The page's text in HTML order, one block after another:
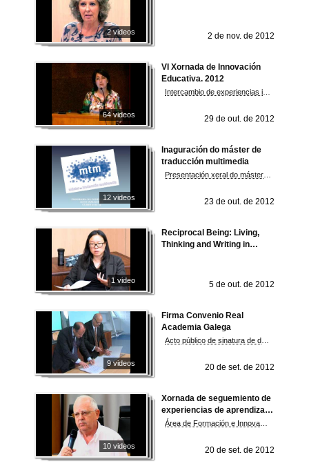
2 videos 2 de nov. de 2012
64 videos
VI Xornada de Innovación
Educativa. 2012
29 de out. de 2012
12 videos
Inaguración do máster de
traducción multimedia
23 de out. de 2012
1 video
Reciprocal Being: Living,
Thinking and Writing in
5 de out. de 2012
9 videos
Firma Convenio Real
Academia Galega
20 de set. de 2012
10 videos
Xornada de seguemiento de
experiencias de aprendizaxe
cooperativo e baseado en
20 de set. de 2012